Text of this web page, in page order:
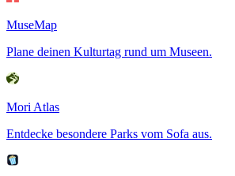
MuseMap
Plane deinen Kulturtag rund um Museen.
Mori Atlas
Entdecke besondere Parks vom Sofa aus.